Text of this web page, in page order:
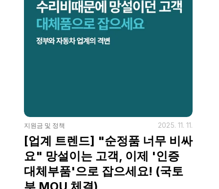
지원금 및 정책 2025. 11. 11.
[업계 트렌드] "순정품 너무 비싸
요" 망설이는 고객, 이제 '인증
대체부품'으로 잡으세요! (국토